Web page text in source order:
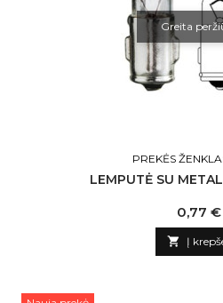
Greita
PREKĖS
LEMPUTĖ SU
Kaina
0,77 €
 Į